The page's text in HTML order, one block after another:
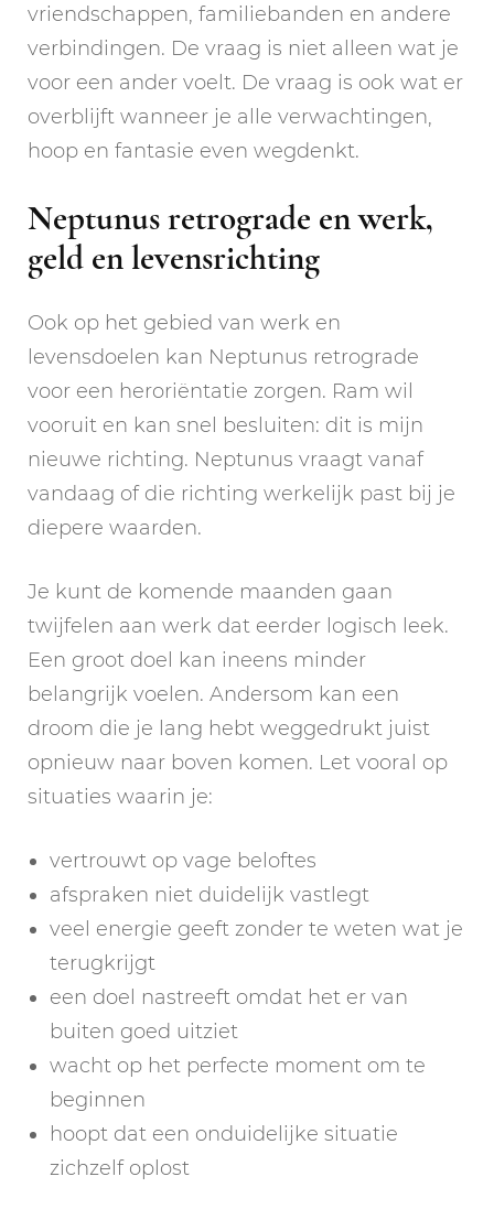
vriendschappen, familiebanden en andere
verbindingen. De vraag is niet alleen wat je
voor een ander voelt. De vraag is ook wat er
overblijft wanneer je alle verwachtingen,
hoop en fantasie even wegdenkt.
Neptunus retrograde en werk,
geld en levensrichting
Ook op het gebied van werk en
levensdoelen kan Neptunus retrograde
voor een heroriëntatie zorgen. Ram wil
vooruit en kan snel besluiten: dit is mijn
nieuwe richting. Neptunus vraagt vanaf
vandaag of die richting werkelijk past bij je
diepere waarden.
Je kunt de komende maanden gaan
twijfelen aan werk dat eerder logisch leek.
Een groot doel kan ineens minder
belangrijk voelen. Andersom kan een
droom die je lang hebt weggedrukt juist
opnieuw naar boven komen. Let vooral op
situaties waarin je:
vertrouwt op vage beloftes
afspraken niet duidelijk vastlegt
veel energie geeft zonder te weten wat je
terugkrijgt
een doel nastreeft omdat het er van
buiten goed uitziet
wacht op het perfecte moment om te
beginnen
hoopt dat een onduidelijke situatie
zichzelf oplost